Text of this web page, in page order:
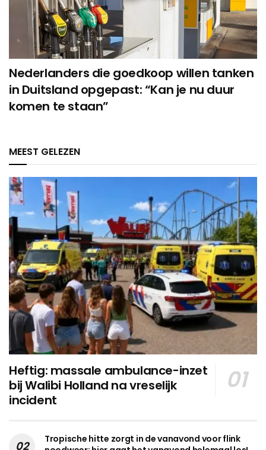
Nederlanders die goedkoop willen tanken
in Duitsland opgepast: “Kan je nu duur
komen te staan”
MEEST GELEZEN
Heftig: massale ambulance-inzet
bij Walibi Holland na vreselijk
incident
Tropische hitte zorgt in de vanavond voor flink